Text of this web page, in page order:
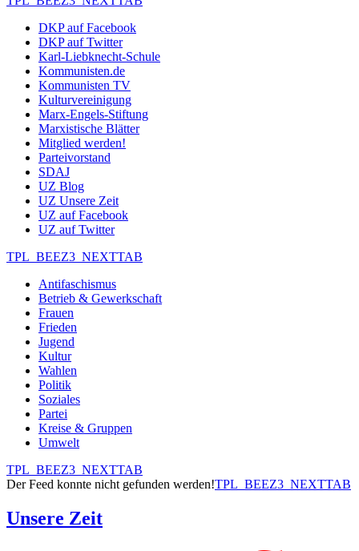
DKP auf Facebook
DKP auf Twitter
Karl-Liebknecht-Schule
Kommunisten.de
Kommunisten TV
Kulturvereinigung
Marx-Engels-Stiftung
Marxistische Blätter
Mitglied werden!
Parteivorstand
SDAJ
UZ Blog
UZ Unsere Zeit
UZ auf Facebook
UZ auf Twitter
TPL_BEEZ3_NEXTTAB
Antifaschismus
Betrieb & Gewerkschaft
Frauen
Frieden
Jugend
Kultur
Wahlen
Politik
Soziales
Partei
Kreise & Gruppen
Umwelt
TPL_BEEZ3_NEXTTAB
Der Feed konnte nicht gefunden werden!TPL_BEEZ3_NEXTTAB
Unsere Zeit